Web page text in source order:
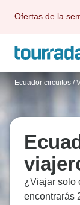
Ofertas de la
Ecuador circuitos /
¿Viajar solo
encontrarás